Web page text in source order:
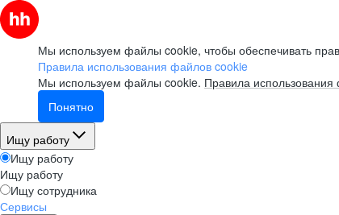
Мы используем файлы cookie, чтобы обеспечивать
Правила использования файлов cookie
Мы используем файлы cookie. Правила
Понятно
Ищу работу
Ищу работу
Ищу работу
Ищу сотрудника
Сервисы